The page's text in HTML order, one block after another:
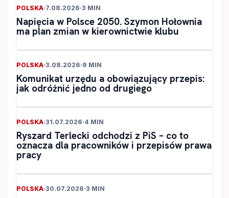
POLSKA·7.08.2026·3 MIN
Napięcia w Polsce 2050. Szymon Hołownia
ma plan zmian w kierownictwie klubu
POLSKA·3.08.2026·9 MIN
Komunikat urzędu a obowiązujący przepis:
jak odróżnić jedno od drugiego
POLSKA·31.07.2026·4 MIN
Ryszard Terlecki odchodzi z PiS – co to
oznacza dla pracowników i przepisów prawa
pracy
POLSKA·30.07.2026·3 MIN